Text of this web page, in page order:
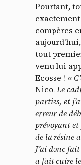
Pourtant,
compères
tout
venu lui
Ecosse ! «
Nico. Le
parties, et
erreur de
prévoyant et
de la résine
J’ai donc
a fait cuire